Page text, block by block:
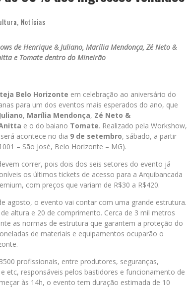
Notícias
de Henrique & Juliano, Marília Mendonça, Zé Neto &
e Tomate dentro do Mineirão
Belo Horizonte em celebração ao aniversário do
para um dos eventos mais esperados do ano, que
, Marília Mendonça, Zé Neto &
e o do baiano Tomate. Realizado pela Workshow,
acontece no dia 9 de setembro, sábado, a partir
– São José, Belo Horizonte – MG).
correr, pois dois dos seis setores do evento já
os últimos tickets de acesso para a Arquibancada
com preços que variam de R$30 a R$420.
agosto, o evento vai contar com uma grande estrutura.
altura e 20 de comprimento. Cerca de 3 mil metros
as normas de estrutura que garantem a proteção do
de materiais e equipamentos ocuparão o
profissionais, entre produtores, seguranças,
etc, responsáveis pelos bastidores e funcionamento de
às 14h, o evento tem duração estimada de 10